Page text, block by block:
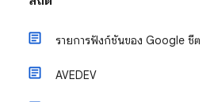
รายการฟังก์ชันของ Google ชีต
AVEDEV